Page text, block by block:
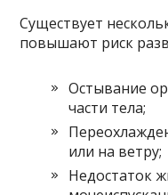
Существует
повышают риск
Остывание
части тела;
или на ветру;
Недостаток